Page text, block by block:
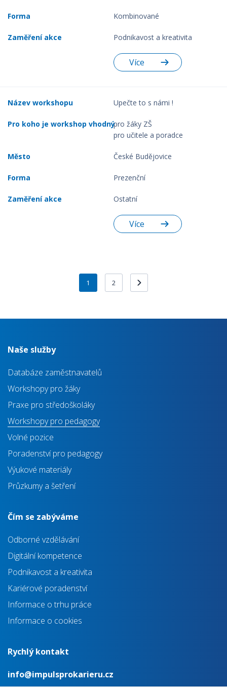
Kombinované
Podnikavost a kreativita
Více
Upečte to s námi !
pro žáky ZŠ
pro učitele a poradce
České Budějovice
Prezenční
Ostatní
Více
1 2
Naše služby
Databáze zaměstnavatelů
Workshopy pro žáky
Praxe pro středoškoláky
Workshopy pro pedagogy
Volné pozice
Poradenství pro pedagogy
Výukové materiály
Průzkumy a šetření
Čím se zabýváme
Odborné vzdělávání
Digitální kompetence
Podnikavost a kreativita
Kariérové poradenství
Informace o trhu práce
Informace o cookies
Rychlý kontakt
info@impulsprokarieru.cz